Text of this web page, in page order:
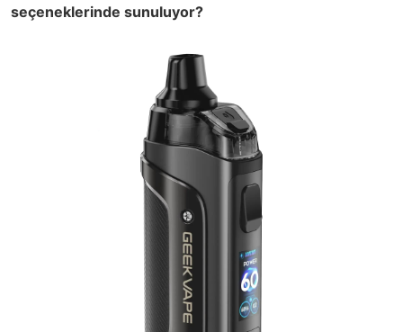
seçeneklerinde sunuluyor?